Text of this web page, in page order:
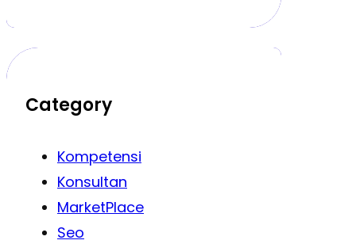
Category
Kompetensi
Konsultan
MarketPlace
Seo